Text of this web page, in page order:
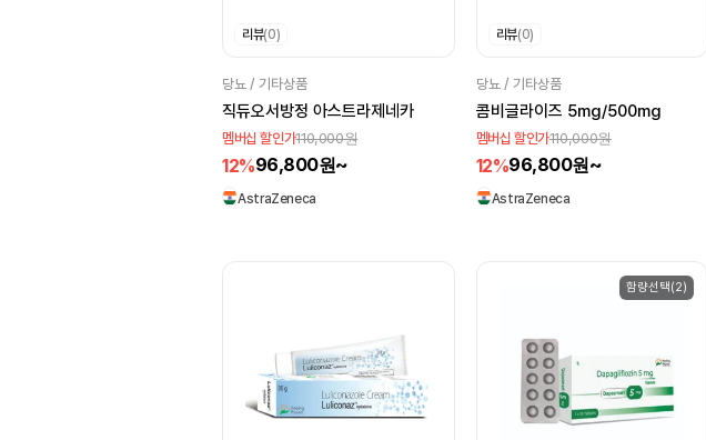
리뷰(0)
당뇨 / 기타상품
직듀오서방정 아스트라제네카
멤버십 할인가110,000원
12%96,800원~
AstraZeneca
리뷰(0)
당뇨 / 기타상품
콤비글라이즈 5mg/500mg
멤버십 할인가110,000원
12%96,800원~
AstraZeneca
함량선택(2)